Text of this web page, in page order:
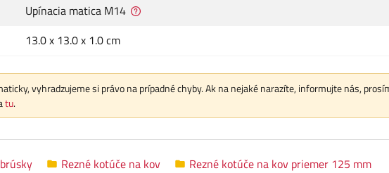
Upínacia matica M14
13.0 x 13.0 x 1.0 cm
vyhradzujeme si právo na prípadné chyby. Ak na nejaké narazíte, informujte nás,
tu.
Rezné kotúče na kov Rezné kotúče na kov priemer 125 mm